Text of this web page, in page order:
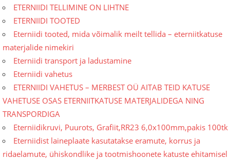
ETERNIIDI TELLIMINE ON LIHTNE
ETERNIIDI TOOTED
Eterniidi tooted, mida võimalik meilt tellida – eterniitkatuse
materjalide nimekiri
Eterniidi transport ja ladustamine
Eterniidi vahetus
ETERNIIDI VAHETUS – MERBEST OÜ AITAB TEID KATUSE
VAHETUSE OSAS ETERNIITKATUSE MATERJALIDEGA NING
TRANSPORDIGA
Eterniidikruvi, Puurots, Grafiit,RR23 6,0x100mm,pakis 100tk
Eterniidist laineplaate kasutatakse eramute, korrus ja
ridaelamute, ühiskondlike ja tootmishoo­nete katuste ehitamisel